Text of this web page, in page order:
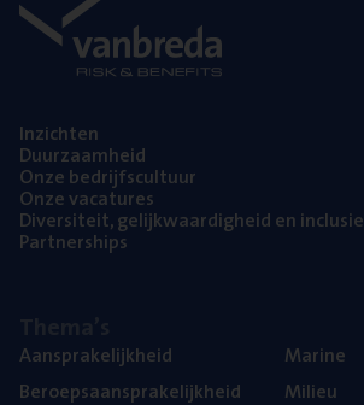
Inzich­ten
Duur­zaam­heid
Onze bedrijfs­cul­tuur
Onze vaca­tu­res
Diver­si­teit, gelijk­waar­dig­heid en inclusie
Part­ner­ships
Aan­spra­ke­lijk­heid
Beroeps­aan­spra­ke­lijk­heid
Mari­ne
Mili­eu